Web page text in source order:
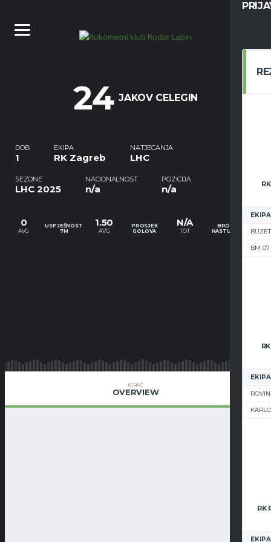
EKIPA
BUZET
BM 07
EKIPA
EKIPA
24 JAKOV CELEGIN
DOB
1
EKIPA
RK Zagreb
NATJECANJA
LHC
SEZONE
LHC 2025
NACIONALNOST
n/a
POZICIJA
n/a
0
AVG
USPJEŠNOST
7M
1.50
AVG
PROSJEK
GOLOVA
N/A
TOT
BROJ
NASTUPA
IGRAČ
OVERVIEW